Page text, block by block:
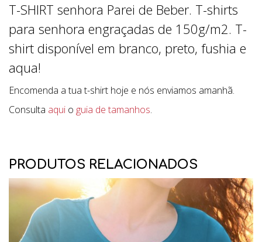
T-SHIRT senhora Parei de Beber. T-shirts
para senhora engraçadas de 150g/m2. T-
shirt disponível em branco, preto, fushia e
aqua!
Encomenda a tua t-shirt hoje e nós enviamos amanhã.
Consulta aqui o guia de tamanhos.
PRODUTOS RELACIONADOS